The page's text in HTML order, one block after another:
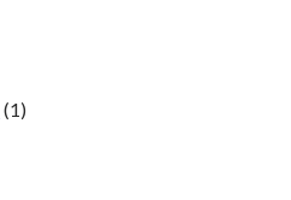
(1)